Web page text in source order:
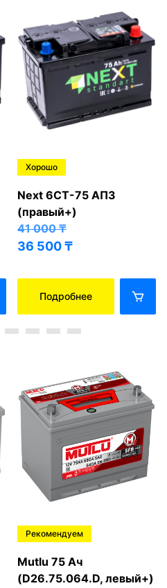
Хорошо
Next 6СТ-75 АПЗ
(правый+)
41 000₸
36 500₸
Подробнее
Рекомендуем
Mutlu 75 Ач
(D26.75.064.D, левый+)